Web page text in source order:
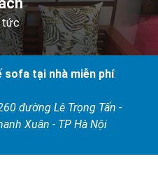
tức
sofa tại nhà miễn phí:
đường Lê Trọng Tấn -
Xuân - TP Hà Nội